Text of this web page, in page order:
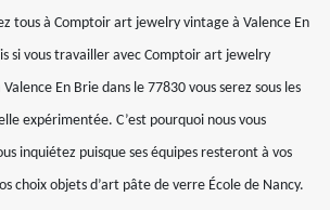
tous à Comptoir art jewelry vintage à Valence En
si vous travailler avec Comptoir art jewelry
En Brie dans le 77830 vous serez sous les
expérimentée. C’est pourquoi nous vous
inquiétez puisque ses équipes resteront à vos
choix objets d’art pâte de verre École de Nancy.